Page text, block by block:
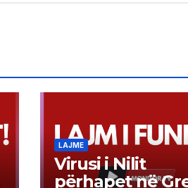
LAJME
Virusi i Nilit
përhapet në